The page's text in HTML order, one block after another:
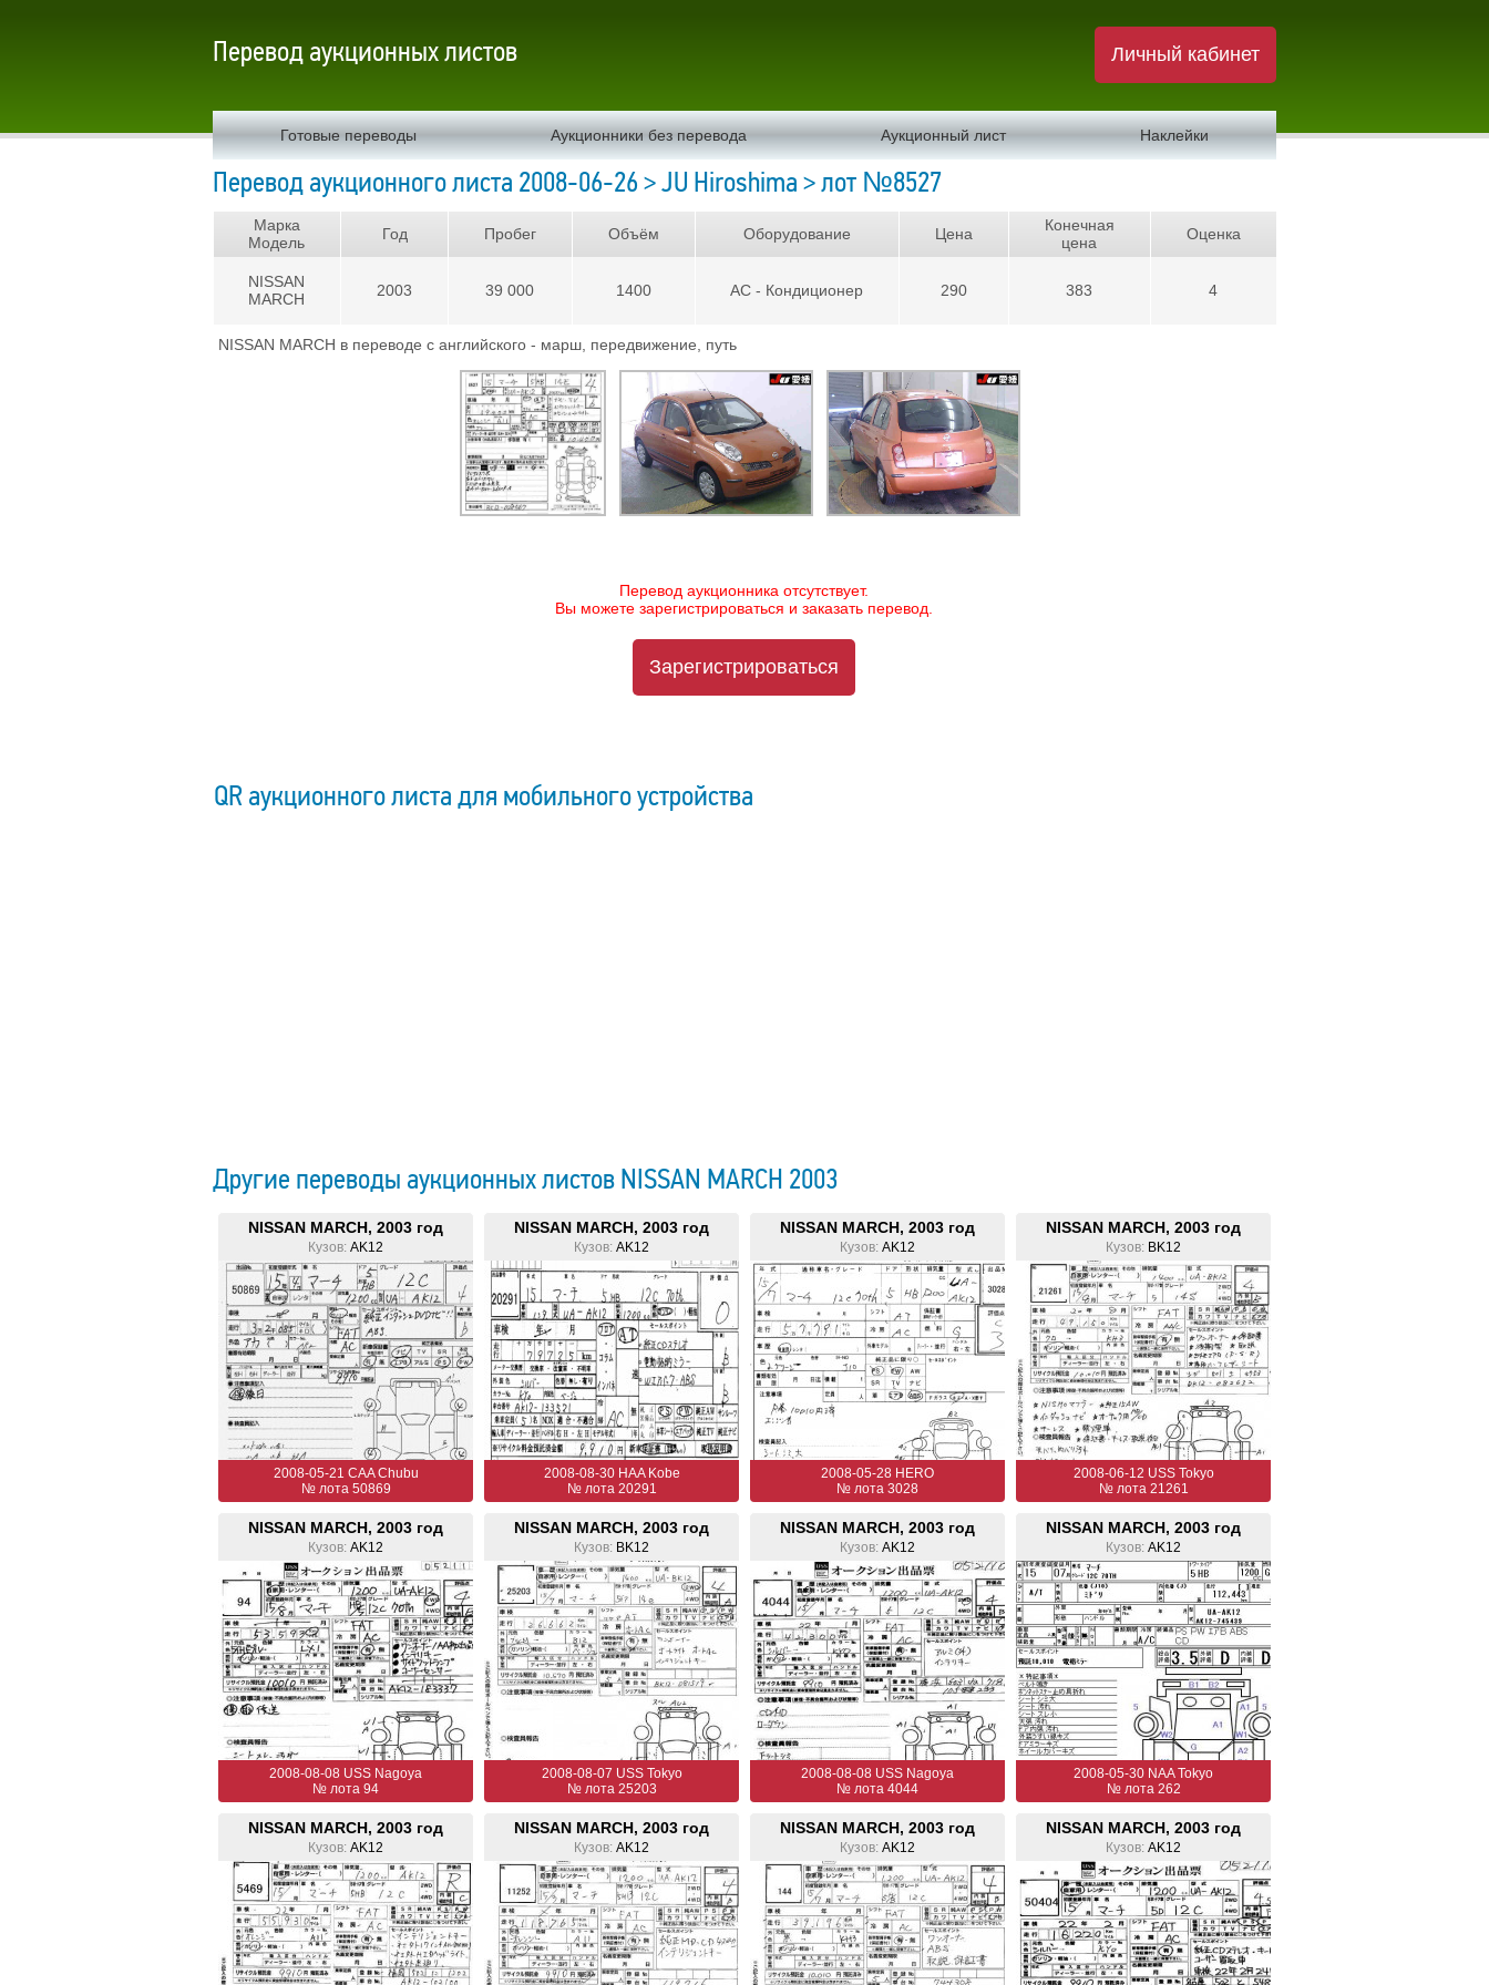
Перевод аукционных листов Личный кабинет
Готовые переводы Аукционники без перевода Аукционный лист Наклейки
Перевод аукционного листа 2008-06-26 > JU Hiroshima > лот №8527
Марка
Модель
NISSAN
MARCH
Год
2003
Пробег
39 000
Объём
1400
Оборудование
AC - Кондиционер
Цена
290
Конечная
цена
383
Оценка
4
NISSAN MARCH в переводе с английского - марш, передвижение, путь
Перевод аукционника отсутствует.
Вы можете зарегистрироваться и заказать перевод.
Зарегистрироваться
QR аукционного листа для мобильного устройства
Другие переводы аукционных листов NISSAN MARCH 2003
NISSAN MARCH, 2003 год
Кузов: AK12
2008-05-21 CAA Chubu
№ лота 50869
NISSAN MARCH, 2003 год
Кузов: AK12
2008-08-30 HAA Kobe
№ лота 20291
NISSAN MARCH, 2003 год
Кузов: AK12
2008-05-28 HERO
№ лота 3028
NISSAN MARCH, 2003 год
Кузов: BK12
2008-06-12 USS Tokyo
№ лота 21261
NISSAN MARCH, 2003 год
Кузов: AK12
2008-08-08 USS Nagoya
№ лота 94
NISSAN MARCH, 2003 год
Кузов: BK12
2008-08-07 USS Tokyo
№ лота 25203
NISSAN MARCH, 2003 год
Кузов: AK12
2008-08-08 USS Nagoya
№ лота 4044
NISSAN MARCH, 2003 год
Кузов: AK12
2008-05-30 NAA Tokyo
№ лота 262
NISSAN MARCH, 2003 год
Кузов: AK12
NISSAN MARCH, 2003 год
Кузов: AK12
NISSAN MARCH, 2003 год
Кузов: AK12
NISSAN MARCH, 2003 год
Кузов: AK12